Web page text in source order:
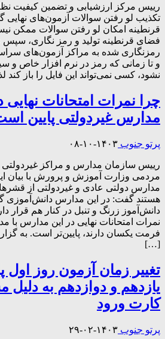
رییس مرکز ارزشیابی و تضمین کیفیت
تکذیب لو رفتن سوالات آزمون‌های نهایی
قرنطینه امکان لو رفتن سوالات ممکن
فضای قرنطینه تولید و رمز نگاری،
رمزنگاری شده به مراکز آزمون‌های
و تا زمانی که رمز در نرم افزار خاص و
نشود، کسی نمی‌تواند این فایل را باز کند
چرا نمرات امتحانات
مدارس غیردولتی پایین
پرتو جنوب ۱۴۰۳-۱۰-۰۸
رییس سازمان مدارس و مراکز
مردمی وزارت آموزش و پرورش با بیان
مدارس دولتی عادی و غیردولتی از
هستند گفت: در این مدارس دانش‌آموزی
دانش‌آموز زرنگ و تنبل در کنار هم قرار
نمرات امتحانات نهایی در این مدارس
فرمت یکسان دارند، پایین‌تر است. به
[…]
تغییر زمان آزمون روز اول
یازدهم و دوازدهم به دلیل
کارت ورود
پرتو جنوب ۱۴۰۳-۰۲-۲۹